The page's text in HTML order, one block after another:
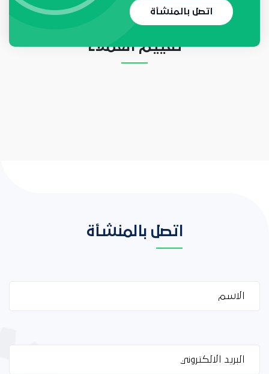
تقييم العملاء
اتصل بالمنشأة
اتصل بالمنشأة